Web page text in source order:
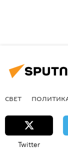
СВЕТ
Twitter